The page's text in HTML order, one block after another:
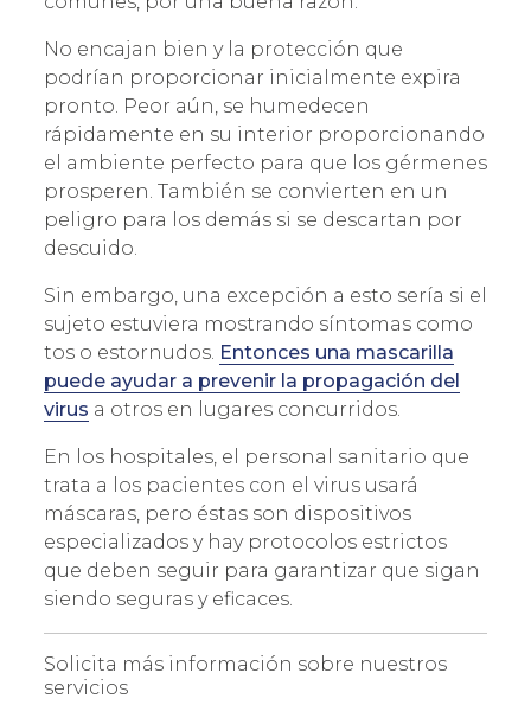
No encajan bien y la protección que
podrían proporcionar inicialmente expira
pronto. Peor aún, se humedecen
rápidamente en su interior proporcionando
el ambiente perfecto para que los gérmenes
prosperen. También se convierten en un
peligro para los demás si se descartan por
descuido.
Sin embargo, una excepción a esto sería si el
sujeto estuviera mostrando síntomas como
tos o estornudos. Entonces una mascarilla
puede ayudar a prevenir la propagación del
virus a otros en lugares concurridos.
En los hospitales, el personal sanitario que
trata a los pacientes con el virus usará
máscaras, pero éstas son dispositivos
especializados y hay protocolos estrictos
que deben seguir para garantizar que sigan
siendo seguras y eficaces.
Solicita más información sobre nuestros
servicios